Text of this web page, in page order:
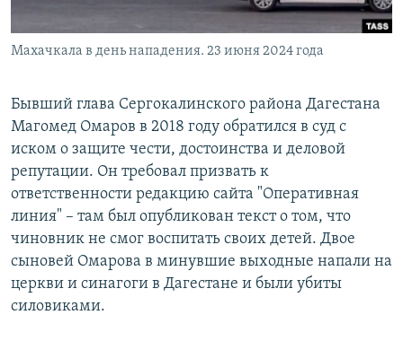
Махачкала в день нападения. 23 июня 2024 года
Бывший глава Сергокалинского района Дагестана
Магомед Омаров в 2018 году обратился в суд с
иском о защите чести, достоинства и деловой
репутации. Он требовал призвать к
ответственности редакцию сайта "Оперативная
линия" – там был опубликован текст о том, что
чиновник не смог воспитать своих детей. Двое
сыновей Омарова в минувшие выходные напали на
церкви и синагоги в Дагестане и были убиты
силовиками.